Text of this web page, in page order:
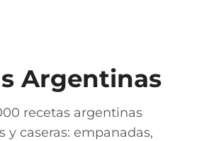
Argentinas
recetas argentinas
y caseras: empanadas,